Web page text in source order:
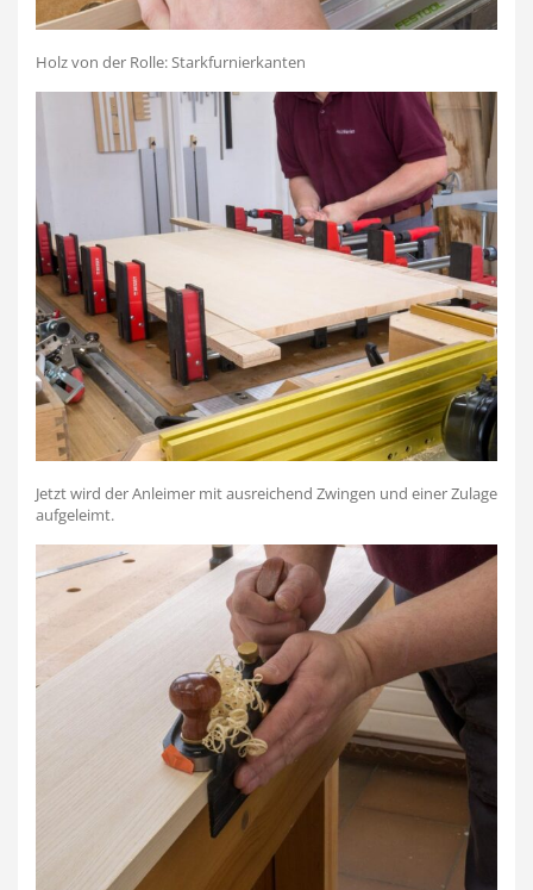
Holz von der Rolle: Starkfurnierkanten
Jetzt wird der Anleimer mit ausreichend Zwingen und einer Zulage
aufgeleimt.